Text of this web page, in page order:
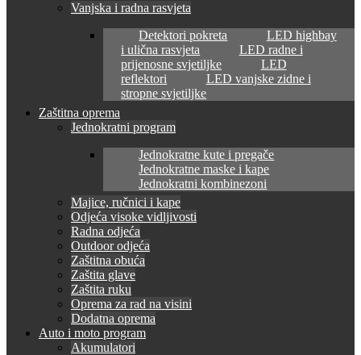
Vanjska i radna rasvjeta
Detektori pokreta
LED highbay
i ulična rasvjeta
LED radne i
prijenosne svjetiljke
LED
reflektori
LED vanjske zidne i
stropne svjetiljke
Zaštitna oprema
Jednokratni program
Jednokratne kute i pregače
Jednokratne maske i kape
Jednokratni kombinezoni
Majice, ručnici i kape
Odjeća visoke vidljivosti
Radna odjeća
Outdoor odjeća
Zaštitna obuća
Zaštita glave
Zaštita ruku
Oprema za rad na visini
Dodatna oprema
Auto i moto program
Akumulatori